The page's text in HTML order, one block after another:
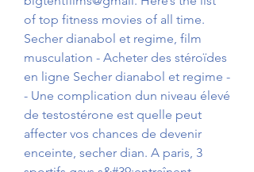
of top fitness movies of all time.
Secher dianabol et regime, film
musculation - Acheter des stéroïdes
en ligne Secher dianabol et regime -
- Une complication dun niveau élevé
de testostérone est quelle peut
affecter vos chances de devenir
enceinte, secher dian. A paris, 3